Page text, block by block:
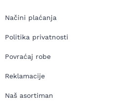
Načini plaćanja
Politika privatnosti
Povraćaj robe
Reklamacije
Naš asortiman